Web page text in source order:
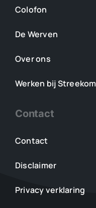
Colofon
De Werven
Over ons
Werken bij
Contact
Contact
Disclaimer
Privacy verklaring